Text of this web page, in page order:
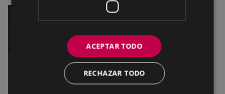
ACEPTAR TODO
RECHAZAR TODO